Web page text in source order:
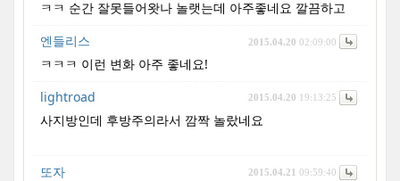
ㅋㅋ 순간 잘못들어왓나 놀랫는데 아주좋네요 깔끔하고
2015.04.20 02:09:00
엔들리스
ㅋㅋㅋ 이런 변화 아주 좋네요!
2015.04.20 19:13:25
lightroad
사지방인데 후방주의라서 깜짝 놀랐네요
2015.04.21 09:59:40
또자